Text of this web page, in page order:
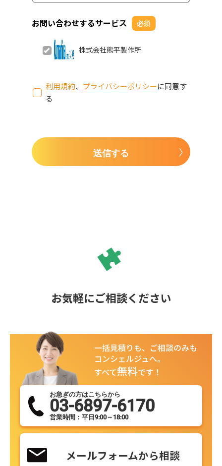
お問い合わせするサービス 必須
株式会社熊平製作所
利用規約、 プライバシーポリシーに同意す
る
送信する
お気軽にご相談ください
一括見積りも、ご相談のみも
コンシェルジュへ。
すべて無料です！
お急ぎの方はこちらから
03-6897-6170
営業時間：平日9:00～18:00
メールフォームから相談